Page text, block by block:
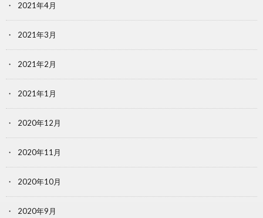
2021年4月
2021年3月
2021年2月
2021年1月
2020年12月
2020年11月
2020年10月
2020年9月